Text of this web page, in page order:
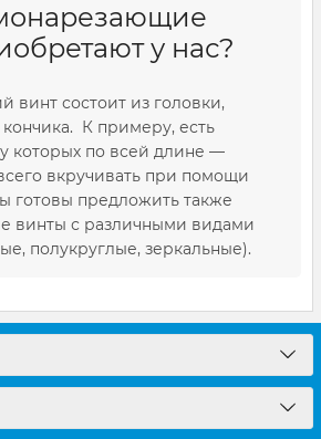
у нас?
винт состоит из головки,
кончика. К примеру, есть
которых по всей длине —
вкручивать при помощи
готовы предложить также
винты с различными видами
полукруглые, зеркальные).